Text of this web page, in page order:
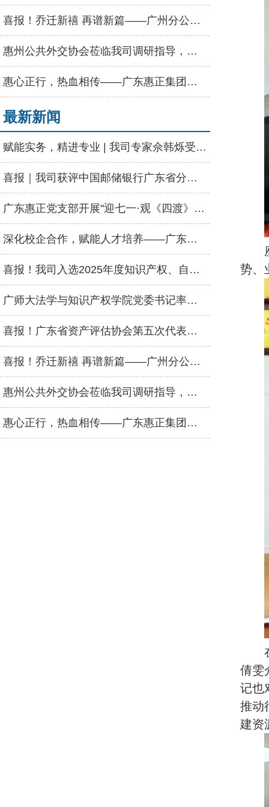
喜报！乔迁新禧 再谱新篇——广州分公司盛大乔迁
惠州公共外交协会莅临我司调研指导，强调发挥专业优势赋能高质量发展
惠心正行，热血相传——广东惠正集团无偿献血公益活动圆满举行
最新新闻
赋能实务，精进专业 | 我司专家佘韩烁受邀为河源市资产评估协会授课
喜报｜我司获评中国邮储银行广东省分行“2025年度优秀供应商”称号
广东惠正党支部开展"迎七一·观《四渡》"主题党日活动
深化校企合作，赋能人才培养——广东惠正走进惠州学院经管学院启动会
喜报！我司入选2025年度知识产权、自然资源、数据资产三大评估业务特色机构名录
广师大法学与知识产权学院党委书记率队莅临我司交流，共商人才输送合作
喜报！广东省资产评估协会第五次代表大会顺利召开，广东惠正评估咨询集团荣获双项荣誉
喜报！乔迁新禧 再谱新篇——广州分公司盛大乔迁
惠州公共外交协会莅临我司调研指导，强调发挥专业优势赋能高质量发展
惠心正行，热血相传——广东惠正集团无偿献血公益活动圆满举行
势、
倩雯
记也
推动
建资